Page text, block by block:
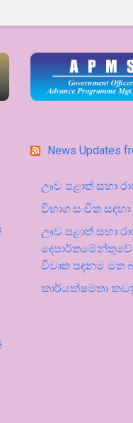
News Updates
ඌව පළාත් සභා
විභාග සංචිත
ඌව පළාත් සභා
විවෘත පදනම මත
කාර්යක්ෂමතා